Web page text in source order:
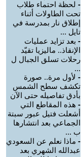
- لحظة احتماء طلاب
تحت الطاولات أثناء
إطلاق نار بمدرسة في
تايل ...
- بعد تزايد عمليات
الإنقاذ.. ماليزيا تقيّد
رحلات تسلق الجبال ل
...
- لأول مرة.. صورة
تكشف سطح الشمس
بأدق تفاصيله حتى الآن
- هذه المقاطع التي
أشعلت فتيل عبور سبتة
الجماعي بعد انتشارها
ب ...
- ماذا نعلم عن السعودي
عبدالله الشهري بعد